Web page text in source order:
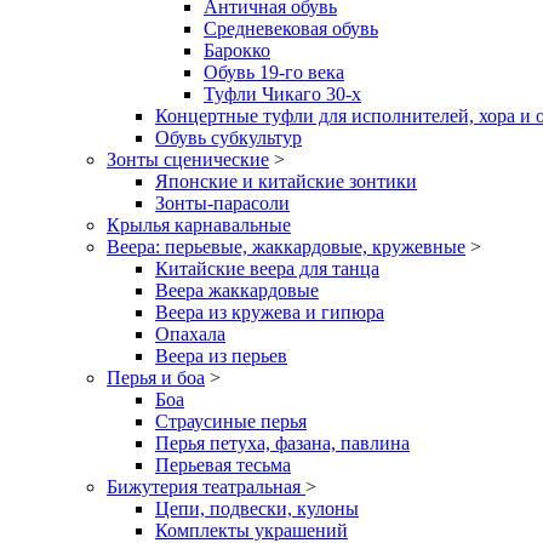
Античная обувь
Средневековая обувь
Барокко
Обувь 19-го века
Туфли Чикаго 30-х
Концертные туфли для исполнителей, хора и
Обувь субкультур
Зонты сценические >
Японские и китайские зонтики
Зонты-парасоли
Крылья карнавальные
Веера: перьевые, жаккардовые, кружевные >
Китайские веера для танца
Веера жаккардовые
Веера из кружева и гипюра
Опахала
Веера из перьев
Перья и боа >
Боа
Страусиные перья
Перья петуха, фазана, павлина
Перьевая тесьма
Бижутерия театральная >
Цепи, подвески, кулоны
Комплекты украшений